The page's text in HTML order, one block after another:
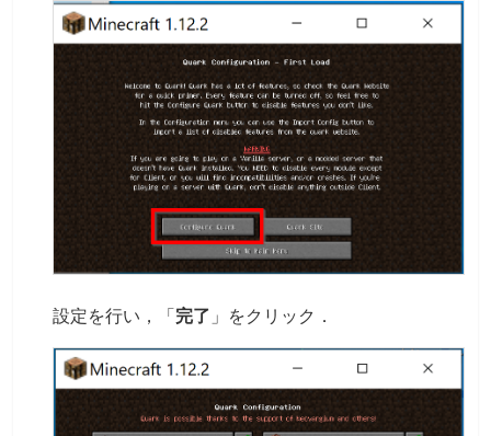
設定を行い，「完了 」をクリック．